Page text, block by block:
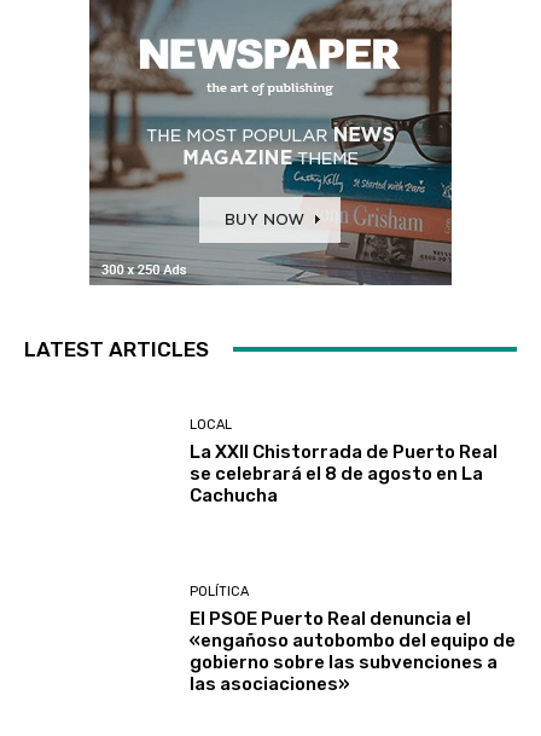
LATEST ARTICLES
LOCAL
La XXII Chistorrada de Puerto Real
se celebrará el 8 de agosto en La
Cachucha
POLÍTICA
El PSOE Puerto Real denuncia el
«engañoso autobombo del equipo de
gobierno sobre las subvenciones a
las asociaciones»